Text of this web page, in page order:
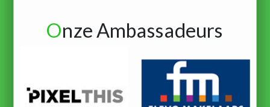
Onze Ambassadeurs